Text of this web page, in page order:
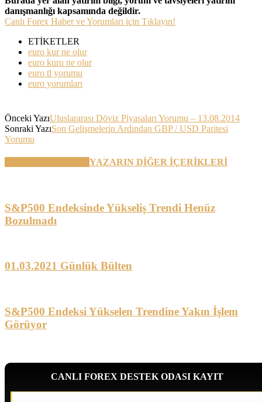
danışmanlığı kapsamında değildir.
Canlı Forex Haber ve Yorumları için Tıklayın!
ETİKETLER
euro kur ne olur
euro kuru ne olur
euro tl yorumu
euro yorumları
Önceki YazıUluslararası Döviz Piyasaları Yorumu – 13.08.2014
Sonraki YazıSon Gelişmelerin Ardından GBP / USD Paritesi
Yorumu
YAZARIN DİĞER İÇERİKLERİ
S&P500 Endeksinde Yükseliş Trendi Henüz
Bozulmadı
01.03.2021 Günlük Bülten
S&P500 Endeksi Yükselen Trendine Yakın İşlem
Görüyor
CANLI FOREX DESTEK ODASI KAYIT